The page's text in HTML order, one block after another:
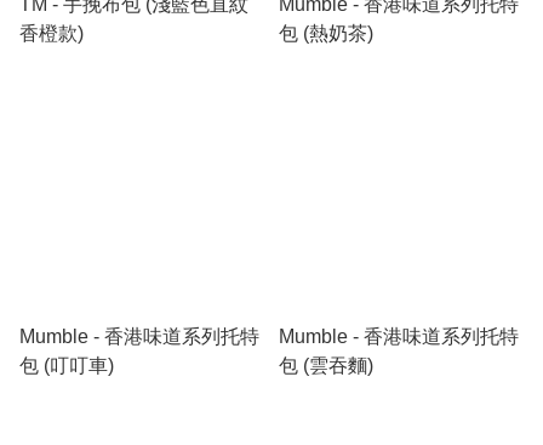
香橙款)
包 (熱奶茶)
Mumble - 香港味道系列托特
包 (叮叮車)
Mumble - 香港味道系列托特
包 (雲吞麵)